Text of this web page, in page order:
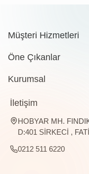
Müşteri Hizmetleri
Öne Çıkanlar
Kurumsal
İletişim
HOBYAR MH.
D:401 SİRKECİ ,
0212 511 6220